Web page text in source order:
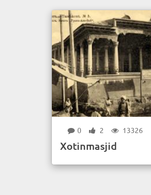
0 2 13326
Xotinmasjid